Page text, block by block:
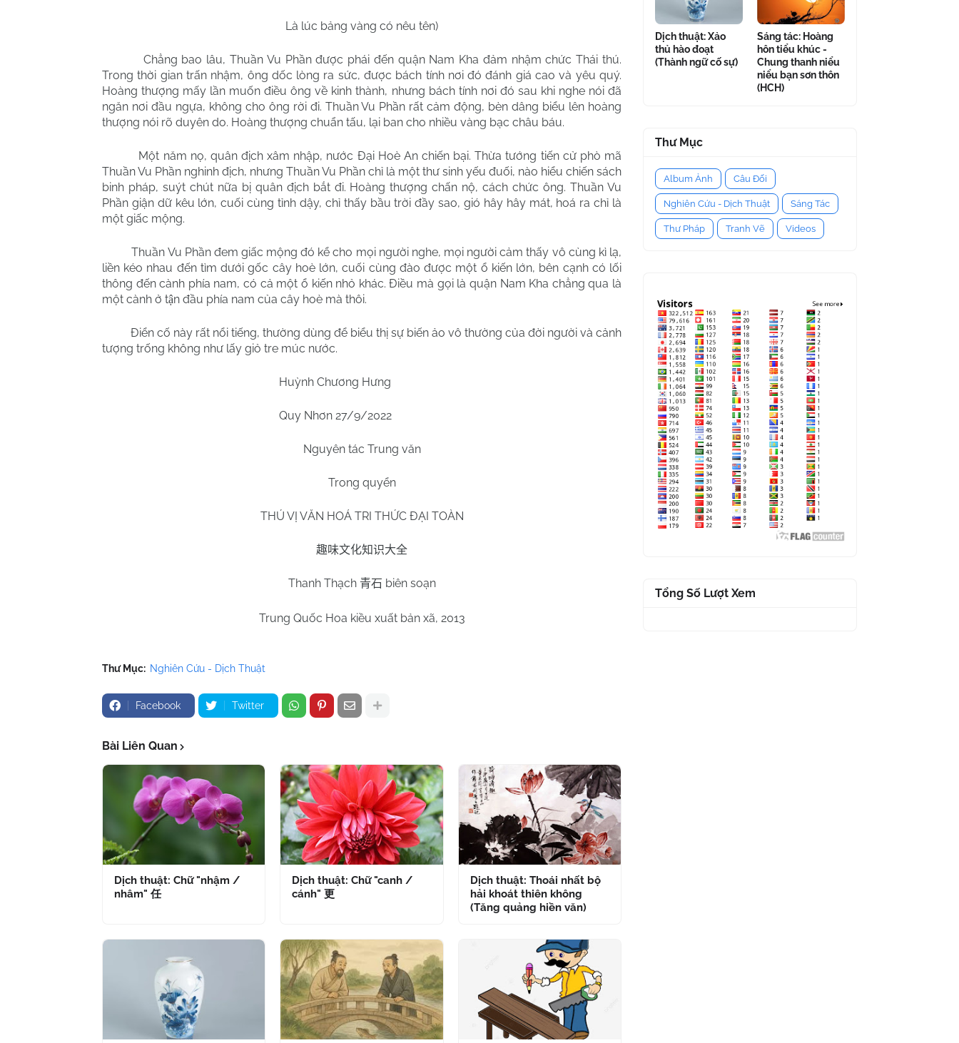
Là lúc bảng vàng có nêu tên)
Chẳng bao lâu, Thuần Vu Phần được phái đến quận Nam Kha đảm nhậm chức Thái thú.
Trong thời gian trấn nhậm, ông dốc lòng ra sức, được bách tính nơi đó đánh giá cao và yêu quý.
Hoàng thượng mấy lần muốn điều ông về kinh thành, nhưng bách tính nơi đó sau khi nghe nói đã
ngăn nơi đầu ngựa, không cho ông rời đi. Thuần Vu Phần rất cảm động, bèn dâng biểu lên hoàng
thượng nói rõ duyên do. Hoàng thượng chuẩn tấu, lại ban cho nhiều vàng bạc châu báu.
Một năm nọ, quân địch xâm nhập, nước Đại Hoè An chiến bại. Thừa tướng tiến cử phò mã
Thuần Vu Phần nghinh địch, nhưng Thuần Vu Phần chỉ là một thư sinh yếu đuối, nào hiểu chiến sách
binh pháp, suýt chút nữa bị quân địch bắt đi. Hoàng thượng chấn nộ, cách chức ông. Thuần Vu
Phần giận dữ kêu lớn, cuối cùng tỉnh dậy, chỉ thấy bầu trời đầy sao, gió hây hây mát, hoá ra chỉ là
một giấc mộng.
Thuần Vu Phần đem giấc mộng đó kể cho mọi người nghe, mọi người cảm thấy vô cùng kì lạ,
liền kéo nhau đến tìm dưới gốc cây hoè lớn, cuối cùng đào được một ổ kiến lớn, bên cạnh có lối
thông đến cành phía nam, có cả một ổ kiến nhỏ khác. Điều mà gọi là quận Nam Kha chẳng qua là
một cành ở tận đầu phía nam của cây hoè mà thôi.
Điển cố này rất nổi tiếng, thường dùng để biểu thị sự biến ảo vô thường của đời người và cảnh
tượng trống không như lấy giỏ tre múc nước.
Huỳnh Chương Hưng
Quy Nhơn 27/9/2022
Nguyên tác Trung văn
Trong quyển
THÚ VỊ VĂN HOÁ TRI THỨC ĐẠI TOÀN
趣味文化知识大全
Thanh Thạch 青石 biên soạn
Trung Quốc Hoa kiều xuất bản xã, 2013
Thư Mục: Nghiên Cứu - Dịch Thuật
Facebook Twitter
Bài Liên Quan
Dịch thuật: Chữ "nhậm /
nhâm" 任
Dịch thuật: Chữ "canh /
cánh" 更
Dịch thuật: Thoái nhất bộ
hải khoát thiên không
(Tăng quảng hiền văn)
Dịch thuật: Xảo
thủ hào đoạt
(Thành ngữ cố sự)
Sáng tác: Hoàng
hôn tiểu khúc -
Chung thanh niểu
niểu bạn sơn thôn
(HCH)
Thư Mục
Album Ảnh Câu Đối
Nghiên Cứu - Dịch Thuật Sáng Tác
Thư Pháp Tranh Vẽ Videos
Tổng Số Lượt Xem